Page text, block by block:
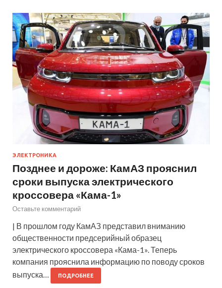
ЭЛЕКТРОНИКА
Позднее и дороже: КамАЗ прояснил
сроки выпуска электрического
кроссовера «Кама-1»
Оставьте комментарий
| В прошлом году КамАЗ представил вниманию
общественности предсерийный образец
электрического кроссовера «Кама-1». Теперь
компания прояснила информацию по поводу сроков
выпуска…
ПОДРОБНЕЕ